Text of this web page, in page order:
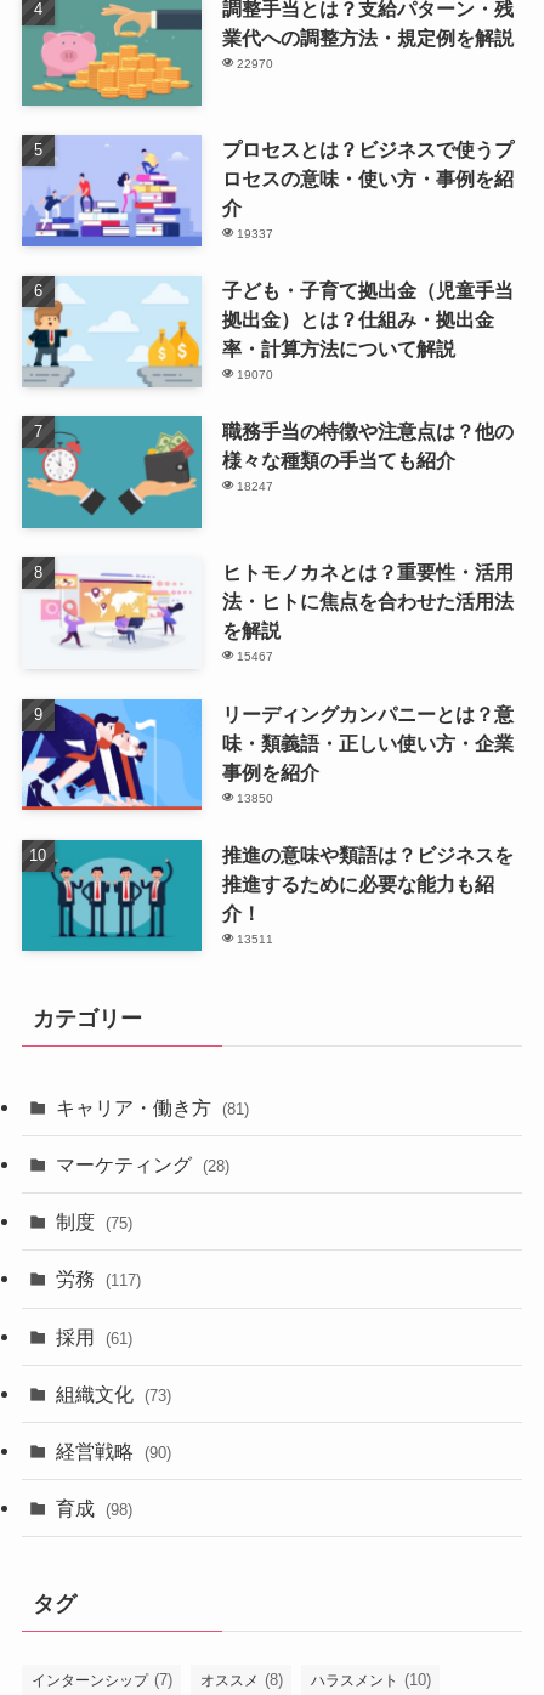
調整手当とは？支給パターン・残
業代への調整方法・規定例を解説
22970
プロセスとは？ビジネスで使うプ
ロセスの意味・使い方・事例を紹
介
19337
子ども・子育て拠出金（児童手当
拠出金）とは？仕組み・拠出金
率・計算方法について解説
19070
職務手当の特徴や注意点は？他の
様々な種類の手当ても紹介
18247
ヒトモノカネとは？重要性・活用
法・ヒトに焦点を合わせた活用法
を解説
15467
リーディングカンパニーとは？意
味・類義語・正しい使い方・企業
事例を紹介
13850
推進の意味や類語は？ビジネスを
推進するために必要な能力も紹
介！
13511
カテゴリー
キャリア・働き方 (81)
マーケティング (28)
制度 (75)
労務 (117)
採用 (61)
組織文化 (73)
経営戦略 (90)
育成 (98)
タグ
インターンシップ(7) オススメ (8) ハラスメント (10)